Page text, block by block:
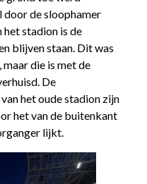
door de sloophamer
het stadion is de
blijven staan. Dit was
die is met de
De
het oude stadion zijn
het van de buitenkant
lijkt.